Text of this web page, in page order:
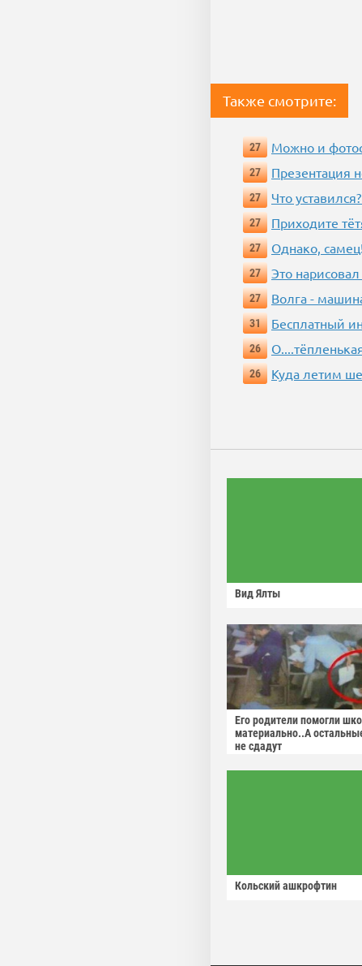
Также смотрите:
27 Можно и
27
Презентация
27
Что
27
Приходите
27
Однако,
27
Это
27
Волга -
31
Бесплатный
26
26
Куда летим
Вид Ялты
Его родители помогли
материально..А
не сдадут
Кольский ашкрофтин